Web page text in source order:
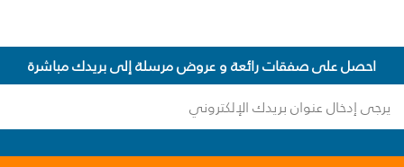
احصل على صفقات رائعة و عروض مرسلة إلى بريدك مباشرة